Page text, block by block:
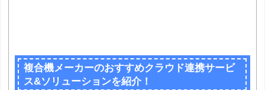
複合機メーカーのおすすめクラウド連携サービ
ス&ソリューションを紹介！